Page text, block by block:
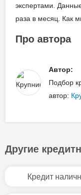
экспертами.
раза в месяц. Как
Про автора
Автор:
Подбор
автор:
Другие
Кредит